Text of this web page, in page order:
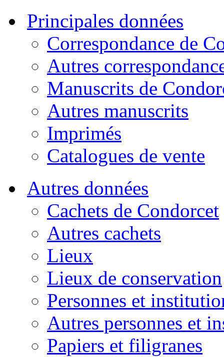
Principales données
Correspondance de
Autres
Manuscrits de
Autres manuscrits
Imprimés
Catalogues de vente
Autres données
Cachets de Condorcet
Autres cachets
Lieux
Lieux de conservation
Personnes et
Autres personnes et
Papiers et filigranes